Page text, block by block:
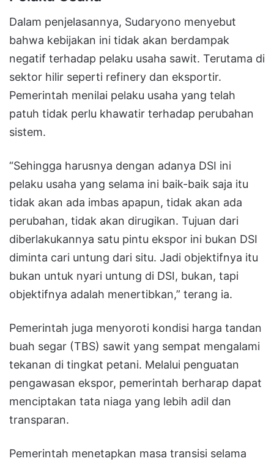
Dalam penjelasannya, Sudaryono menyebut
bahwa kebijakan ini tidak akan berdampak
negatif terhadap pelaku usaha sawit. Terutama di
sektor hilir seperti refinery dan eksportir.
Pemerintah menilai pelaku usaha yang telah
patuh tidak perlu khawatir terhadap perubahan
sistem.
“Sehingga harusnya dengan adanya DSI ini
pelaku usaha yang selama ini baik-baik saja itu
tidak akan ada imbas apapun, tidak akan ada
perubahan, tidak akan dirugikan. Tujuan dari
diberlakukannya satu pintu ekspor ini bukan DSI
diminta cari untung dari situ. Jadi objektifnya itu
bukan untuk nyari untung di DSI, bukan, tapi
objektifnya adalah menertibkan,” terang ia.
Pemerintah juga menyoroti kondisi harga tandan
buah segar (TBS) sawit yang sempat mengalami
tekanan di tingkat petani. Melalui penguatan
pengawasan ekspor, pemerintah berharap dapat
menciptakan tata niaga yang lebih adil dan
transparan.
Pemerintah menetapkan masa transisi selama